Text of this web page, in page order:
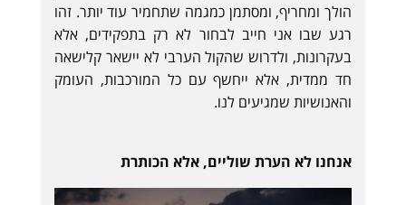
הולך ומחריף, ומסתמן כמגמה שתחמיר עוד יותר. זהו
רגע שבו אני חייב לבחור לא רק בתפקידים, אלא
בעקרונות, ולדרוש שהקול הערבי לא יישאר קלישאה
חד ממדית, אלא ייחשף עם כל המורכבות, העומק
והאנושיות שמגיעים לנו.
אנחנו לא הערת שוליים, אלא הכותרת